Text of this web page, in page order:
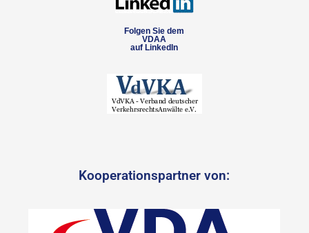
Folgen Sie dem
VDAA
auf LinkedIn
Kooperationspartner von: